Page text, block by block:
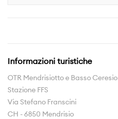
Storie
Esperienze
Informazioni turistiche
OTR Mendrisiotto e Basso Ceresio
Stazione FFS
Via Stefano Franscini
CH - 6850 Mendrisio